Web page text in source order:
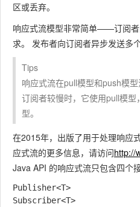
区或丢弃。
响应式流模型非常简单——订阅
求。 发布者向订阅者异步发送多
Tips
响应式流在pull模型和push模
订阅者较慢时，它使用pull模
型。
在2015年，出版了用于处理响应
应式流的更多信息，请访问http://
Java API 的响应式流只包含四个接
Publisher<T>
Subscriber<T>